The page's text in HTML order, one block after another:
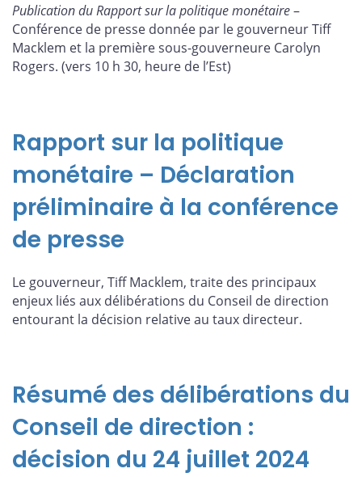
Publication du Rapport sur la politique monétaire–
Conférence de presse donnée par le gouverneur Tiff
Macklem et la première sous-gouverneure Carolyn
Rogers. (vers 10 h 30, heure de l’Est)
Rapport sur la politique
monétaire – Déclaration
préliminaire à la conférence
de presse
Le gouverneur, Tiff Macklem, traite des principaux
enjeux liés aux délibérations du Conseil de direction
entourant la décision relative au taux directeur.
Résumé des délibérations du
Conseil de direction :
décision du 24 juillet 2024